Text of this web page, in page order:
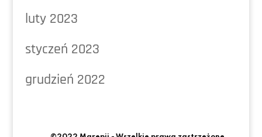
luty 2023
styczeń 2023
grudzień 2022